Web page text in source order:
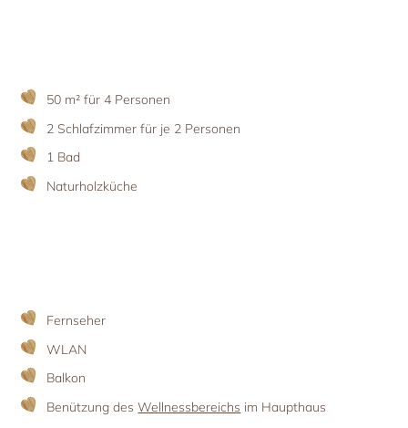
Angebote & Pauschalen
50 m² für 4 Personen
2 Schlafzimmer für je 2 Personen
1 Bad
Naturholzküche
Fernseher
WLAN
Balkon
Benützung desWellnessbereichs im Haupthaus